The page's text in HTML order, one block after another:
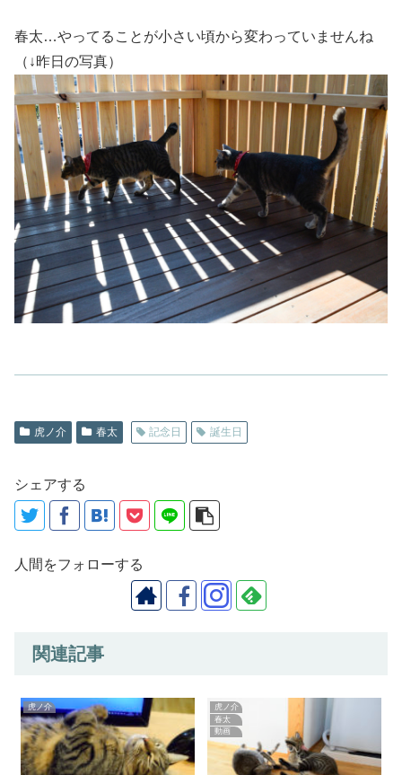
春太…やってることが小さい頃から変わっていませんね
（↓昨日の写真）
虎ノ介 春太 記念日 誕生日
シェアする
人間をフォローする
関連記事
虎ノ介
虎ノ介
春太
動画